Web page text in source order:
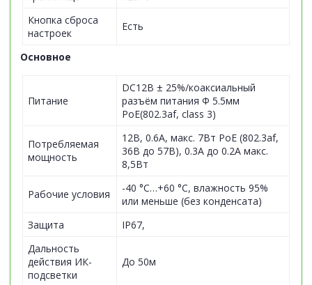
Кнопка сброса
настроек
Есть
Основное
Питание
DC12В ± 25%/коаксиальный
разъём питания Φ 5.5мм
PoE(802.3af, class 3)
Потребляемая
мощность
12В, 0.6А, макс. 7Вт PoE (802.3af,
36В до 57В), 0.3A до 0.2A макс.
8,5Вт
Рабочие условия
-40 °C…+60 °C, влажность 95%
или меньше (без конденсата)
Защита
IP67,
Дальность
действия ИК-
подсветки
До 50м